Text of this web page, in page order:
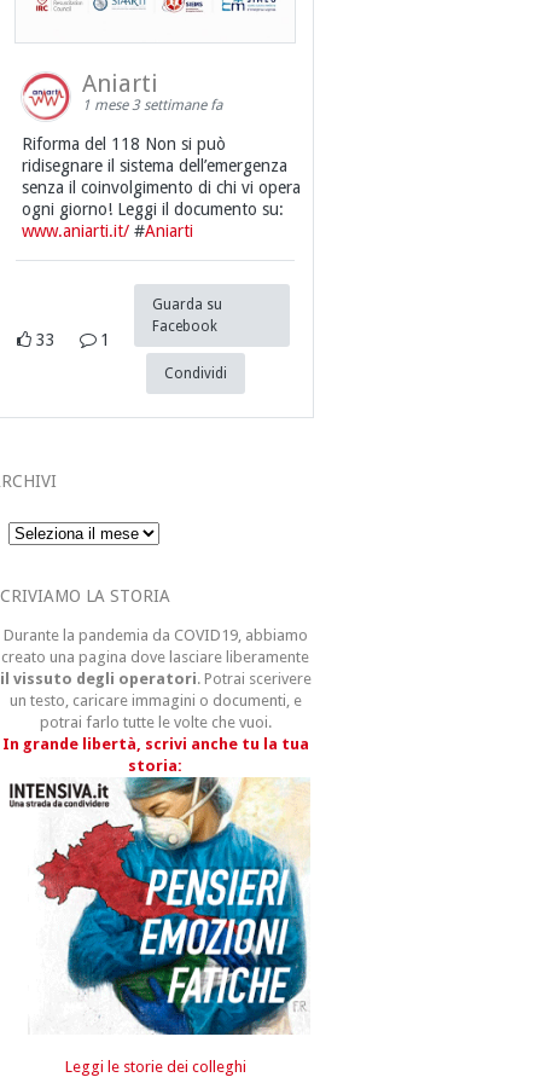
Aniarti
1 mese 3 settimane fa
Riforma del 118 Non si può
ridisegnare il sistema dell’emergenza
senza il coinvolgimento di chi vi opera
ogni giorno! Leggi il documento su:
www.aniarti.it/ #Aniarti
33 1
Guarda su
Facebook
Condividi
LA STORIA
Durante la pandemia da COVID19, abbiamo
creato una pagina dove lasciare liberamente
il vissuto degli operatori. Potrai scerivere
un testo, caricare immagini o documenti, e
potrai farlo tutte le volte che vuoi.
In grande libertà, scrivi anche tu la tua
storia:
Leggi le storie dei colleghi